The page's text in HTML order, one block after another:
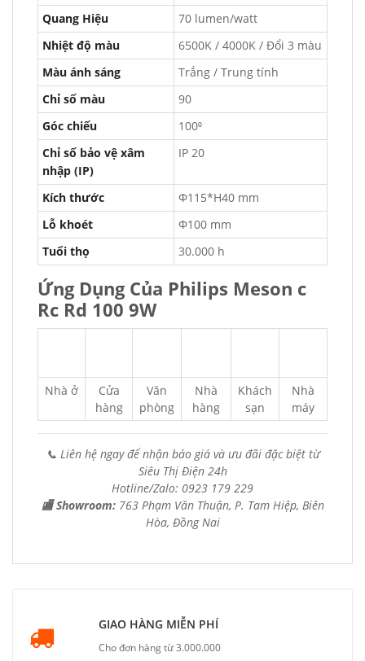
Quang Hiệu
70 lumen/watt
Nhiệt độ màu
6500K / 4000K / Đổi 3 màu
Màu ánh sáng
Trắng / Trung tính
Chỉ số màu
90
Góc chiếu
100⁰
Chỉ số bảo vệ xâm
nhập (IP)
IP 20
Kích thước
Φ115*H40 mm
Lỗ khoét
Φ100 mm
Tuổi thọ
30.000 h
Ứng Dụng Của Philips Meson c
Rc Rd 100 9W
Nhà ở
Cửa
hàng
Văn
phòng
Nhà
hàng
Khách
sạn
Nhà
máy
📞 Liên hệ ngay để nhận báo giá và ưu đãi đặc biệt từ
Siêu Thị Điện 24h
Hotline/Zalo: 0923 179 229
🏬 Showroom: 763 Phạm Văn Thuận, P. Tam Hiệp, Biên
Hòa, Đồng Nai
GIAO HÀNG MIỄN PHÍ
Cho đơn hàng từ 3.000.000